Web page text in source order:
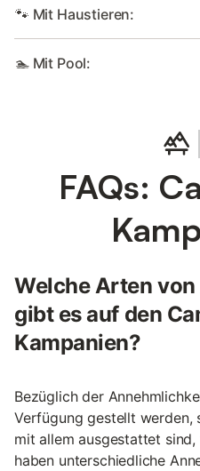
🐾 Mit Haustieren:
🏊 Mit Pool:
FAQs:
Welche Arten
gibt es auf den
Kampanien?
Bezüglich der
Verfügung gestellt werden,
mit allem ausgestattet
haben unterschiedliche